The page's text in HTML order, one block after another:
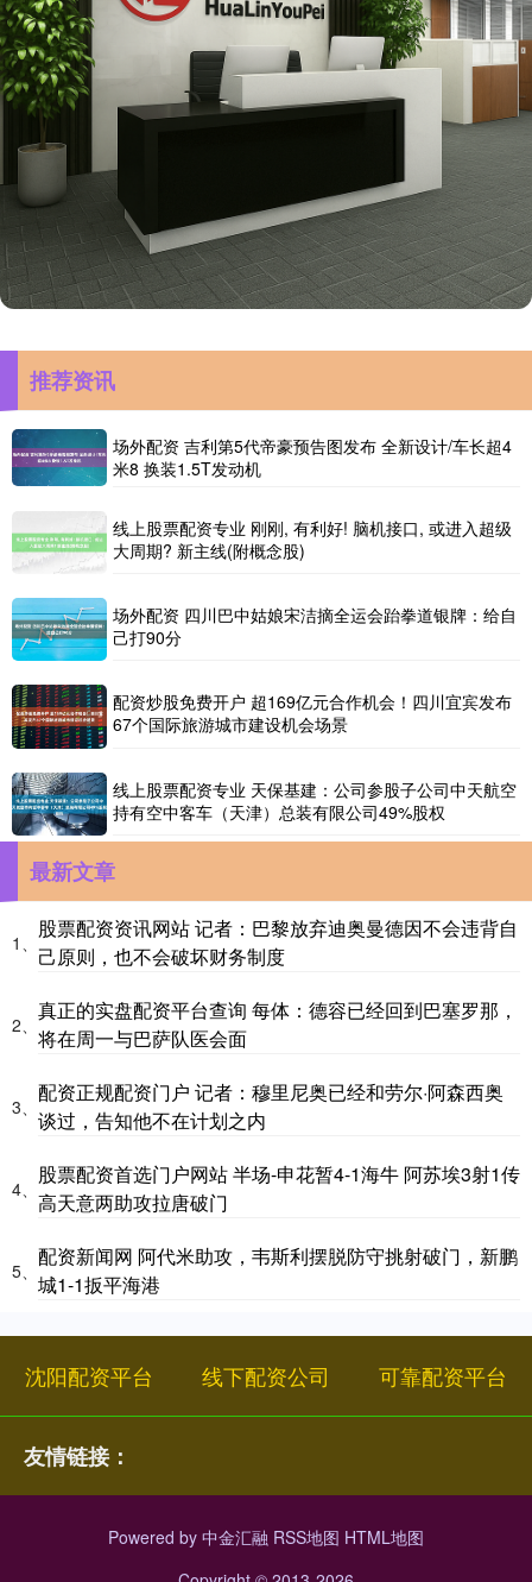
推荐资讯
场外配资 吉利第5代帝豪预告图发布 全新设计/车长超4
米8 换装1.5T发动机
线上股票配资专业 刚刚, 有利好! 脑机接口, 或进入超级
大周期? 新主线(附概念股)
场外配资 四川巴中姑娘宋洁摘全运会跆拳道银牌：给自
己打90分
配资炒股免费开户 超169亿元合作机会！四川宜宾发布
67个国际旅游城市建设机会场景
线上股票配资专业 天保基建：公司参股子公司中天航空
持有空中客车（天津）总装有限公司49%股权
最新文章
1、
股票配资资讯网站 记者：巴黎放弃迪奥曼德因不会违背自
己原则，也不会破坏财务制度
2、
真正的实盘配资平台查询 每体：德容已经回到巴塞罗那，
将在周一与巴萨队医会面
3、
配资正规配资门户 记者：穆里尼奥已经和劳尔·阿森西奥
谈过，告知他不在计划之内
4、
股票配资首选门户网站 半场-申花暂4-1海牛 阿苏埃3射1传
高天意两助攻拉唐破门
5、
配资新闻网 阿代米助攻，韦斯利摆脱防守挑射破门，新鹏
城1-1扳平海港
沈阳配资平台 线下配资公司 可靠配资平台
友情链接：
Powered by 中金汇融 RSS地图 HTML地图